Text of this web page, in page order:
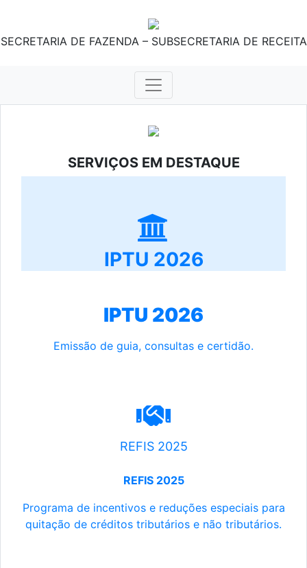
SECRETARIA DE FAZENDA – SUBSECRETARIA DE RECEITA
SERVIÇOS EM DESTAQUE
IPTU 2026
IPTU 2026
Emissão de guia, consultas e certidão.
REFIS 2025
REFIS 2025
Programa de incentivos e reduções especiais para
quitação de créditos tributários e não tributários.